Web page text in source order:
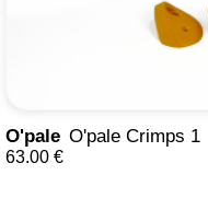
O'pale O'pale Crimps 1
63.00 €